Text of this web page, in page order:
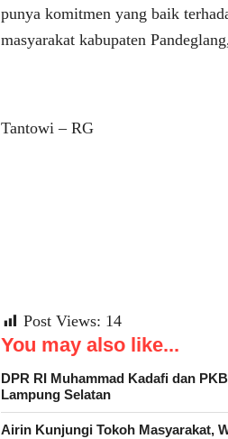
punya komitmen yang baik
masyarakat kabupaten
Tantowi – RG
Post Views: 14
You may also like...
DPR RI Muhammad Kadafi dan
Lampung Selatan
Airin Kunjungi Tokoh Masyarakat,